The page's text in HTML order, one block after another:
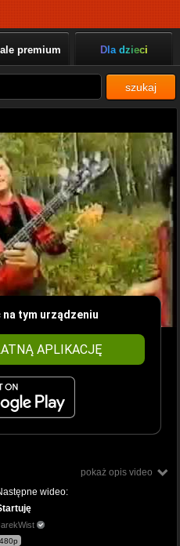
premium Dla dzieci
szukaj
tym urządzeniu
APLIKACJĘ
pokaż opis video
wideo:
480p